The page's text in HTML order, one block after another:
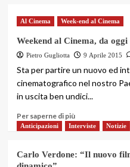
Al Cinema Week-end al Cinema
Weekend al Cinema, da
Pietro Gugliotta 9 Aprile 2015
Sta per partire un nuovo ed
cinematografico nel nostro
in uscita ben undici...
Per saperne di più
Anticipazioni Interviste Notizie
Carlo Verdone: “Il nuovo